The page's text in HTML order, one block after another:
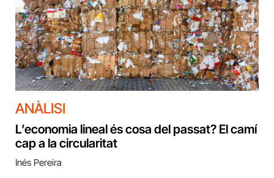
ANÀLISI
L’economia lineal és cosa del passat? El camí
cap a la circularitat
Inés Pereira